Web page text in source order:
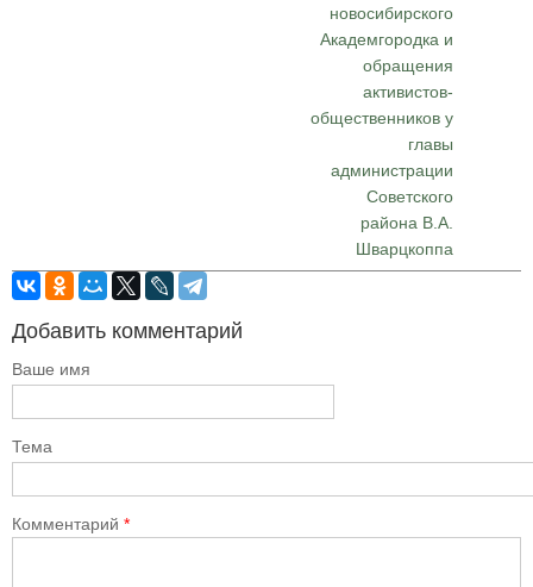
новосибирского
Академгородка и
обращения
активистов-
общественников у
главы
администрации
Советского
района В.А.
Шварцкоппа
Добавить комментарий
Ваше имя
Тема
Комментарий *